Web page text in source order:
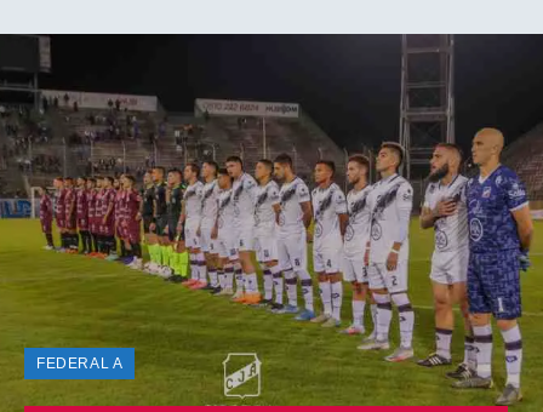
FEDERAL A